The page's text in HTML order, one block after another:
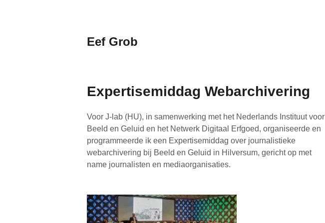
springen
Eef Grob
Expertisemiddag Webarchivering
Voor J-lab (HU), in samenwerking met het Nederlands Instituut voor
Beeld en Geluid en het Netwerk Digitaal Erfgoed, organiseerde en
programmeerde ik een Expertisemiddag over journalistieke
webarchivering bij Beeld en Geluid in Hilversum, gericht op met
name journalisten en mediaorganisaties.